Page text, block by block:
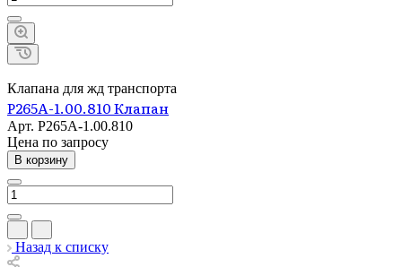
Клапана для жд транспорта
Р265А-1.00.810 Клапан
Арт. Р265А-1.00.810
Цена по запросу
В корзину
Назад к списку